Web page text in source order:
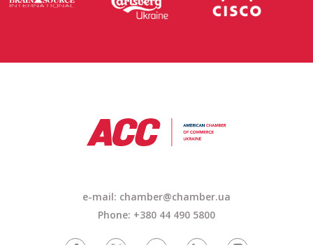
e-mail: chamber@chamber.ua
Phone: +380 44 490 5800